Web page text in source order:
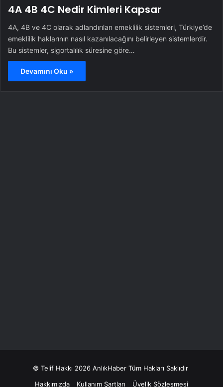
4A 4B 4C Nedir Kimleri Kapsar
4A, 4B ve 4C olarak adlandırılan emeklilik sistemleri, Türkiye’de
emeklilik haklarının nasıl kazanılacağını belirleyen sistemlerdir.
Bu sistemler, sigortalılık süresine göre…
Devamını Oku »
© Telif Hakkı 2026 AnlıkHaber Tüm Hakları Saklıdır
Hakkımızda
Kullanım Şartları Üyelik Sözleşmesi